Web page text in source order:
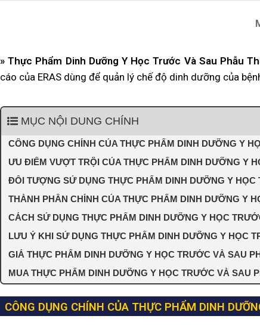
» Thực Phẩm Dinh Dưỡng Y Học Trước Và Sau Phẫu
cáo của ERAS dùng để quản lý chế độ dinh dưỡng của
MỤC NỘI DUNG CHÍNH
CÔNG DỤNG CHÍNH CỦA THỰC PHẨM DINH DƯỠNG Y
ƯU ĐIỂM VƯỢT TRỘI CỦA THỰC PHẨM DINH DƯỠNG Y
ĐỐI TƯỢNG SỬ DỤNG THỰC PHẨM DINH DƯỠNG Y
THÀNH PHẦN CHÍNH CỦA THỰC PHẨM DINH DƯỠNG Y
CÁCH SỬ DỤNG THỰC PHẨM DINH DƯỠNG Y HỌC
LƯU Ý KHI SỬ DỤNG THỰC PHẨM DINH DƯỠNG Y HỌC
GIÁ THỰC PHẨM DINH DƯỠNG Y HỌC TRƯỚC VÀ SAU
MUA THỰC PHẨM DINH DƯỠNG Y HỌC TRƯỚC VÀ SAU
CÔNG DỤNG CHÍNH CỦA THỰC PHẨM DINH